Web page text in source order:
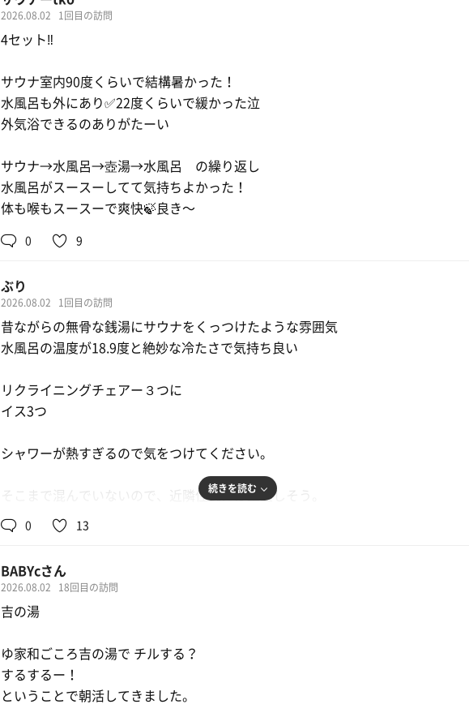
っているという壺湯２つ、メンソール入りでバイブラもついてる水風呂と、露天
風呂があるだけでも充分なのにどれもこだわりが感じられて最高だ。
サ道で原田泰造（役名を知らない）が言っていた通り、風呂だけでも本当に充分
楽しめる銭湯です！
サウナは銭湯にしては広めの3段で、80〜90℃なんだけど遠赤外線でじわじわと
しっかり温まるタイプで、9分ほどで整えました☺️
銭湯としての温かみ・歴史がありながら、スーパー銭湯に劣らないバリエーショ
ンと広さが両立しており大変満足できました。
お気にの銭湯としてまた必ず行きます！
2026.08.02 1回目の訪問
4セット‼︎
サウナ室内90度くらいで結構暑かった！
水風呂も外にあり✅22度くらいで緩かった泣
外気浴できるのありがたーい
サウナ→水風呂→壺湯→水風呂 の繰り返し
水風呂がスースーしてて気持ちよかった！
体も喉もスースーで爽快🍃良き〜
0 9
ぶり
2026.08.02 1回目の訪問
昔ながらの無骨な銭湯にサウナをくっつけたような雰囲気
水風呂の温度が18.9度と絶妙な冷たさで気持ち良い
リクライニングチェアー３つに
イス3つ
シャワーが熱すぎるので気をつけてください。
そこまで混んでいないので、近隣住民には重宝しそう。
遠方から行くほどではない。
続きを読む
0 13
BABYcさん
2026.08.02 18回目の訪問
吉の湯
ゆ家和ごころ吉の湯で チルする？
するするー！
ということで朝活してきました。